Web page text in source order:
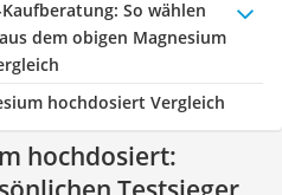
: So wählen
dem obigen Magnesium
hochdosiert Vergleich
hochdosiert: